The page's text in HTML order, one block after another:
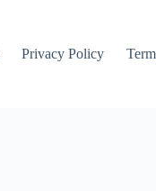
Privacy Policy